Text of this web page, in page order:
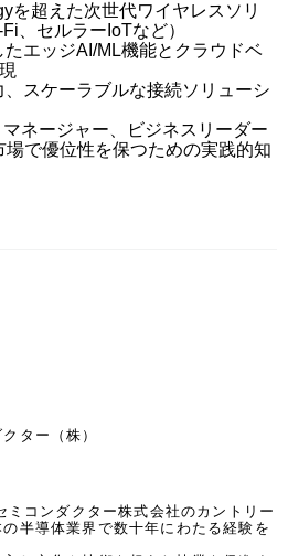
、セルラーIoTなど）
たエッジAI/ML機能とクラウドベ
、スケーラブルな接続ソリューシ
で優位性を保つための実践的知
ター（株）
コンダクター株式会社のカントリー
半導体業界で数十年にわたる経験を